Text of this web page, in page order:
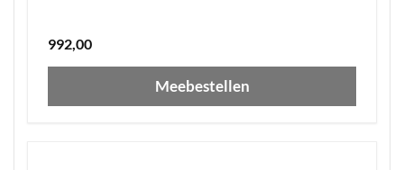
992,00
Meebestellen